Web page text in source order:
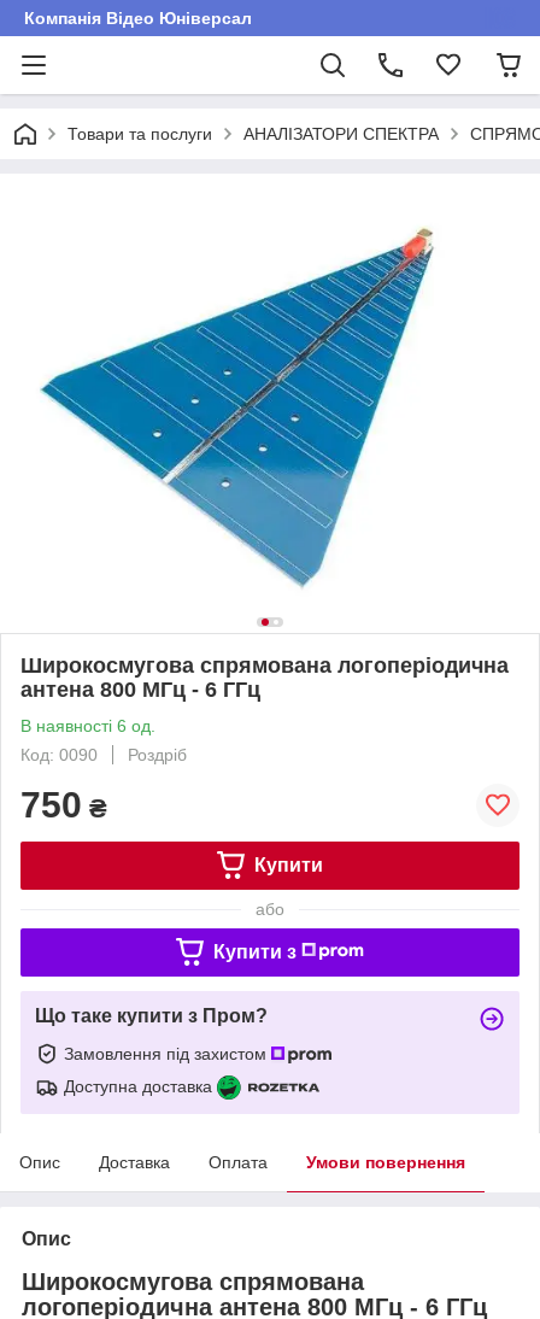
Компанія Відео Юніверсал
Товари та послуги АНАЛІЗАТОРИ СПЕКТРА
Широкосмугова спрямована логоперіодична
антена 800 МГц - 6 ГГц
В наявності 6 од.
Код: 0090
Роздріб
750 ₴
Купити
або
Купити з
Що таке купити з Пром?
Замовлення під захистом
Доступна доставка
Опис Доставка Оплата Умови повернення
Опис
Широкосмугова спрямована
логоперіодична антена 800 МГц - 6 ГГц